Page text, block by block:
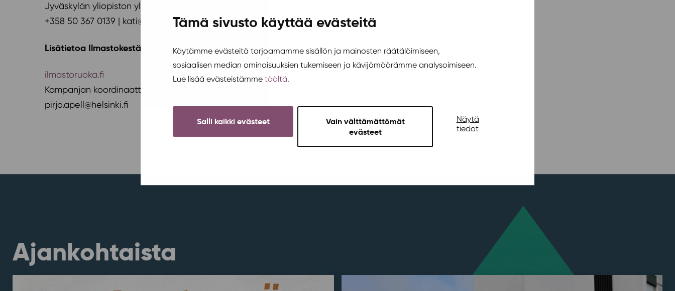
Tämä sivusto käyttää evästeitä
Käytämme evästeitä tarjoamamme sisällön ja mainosten räätälöimiseen,
sosiaalisen median ominaisuuksien tukemiseen ja kävijämäärämme analysoimiseen.
Lue lisää evästeistämme täältä.
Salli kaikki evästeet
Vain välttämättömät
evästeet
Näytä
tiedot
Jyväskylän yliopiston ylioppilaskunta JYY
+358 50 367 0139 | kati@ilokivi.fi
Lisätietoa Ilmastokestävä kasvisruoka -kampanjasta:
ilmastoruoka.fi
Kampanjan koordinaattori Pirjo Apell
pirjo.apell@helsinki.fi
Ajankohtaista